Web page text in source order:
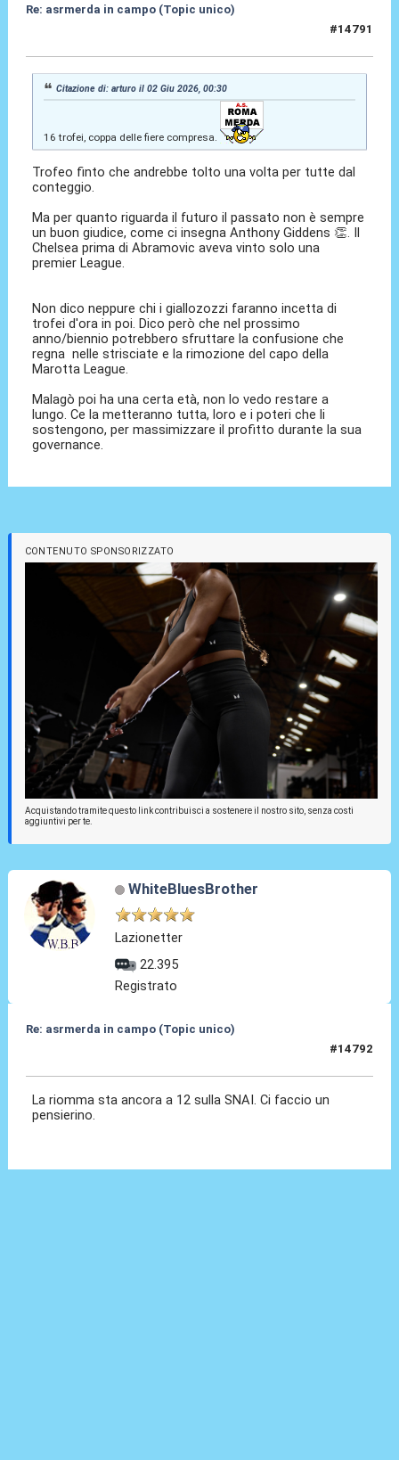
Re: asrmerda in campo (Topic unico)
#14791
Citazione di: arturo il 02 Giu 2026, 00:30
16 trofei, coppa delle fiere compresa.
Trofeo finto che andrebbe tolto una volta per tutte dal
conteggio.
Ma per quanto riguarda il futuro il passato non è sempre
un buon giudice, come ci insegna Anthony Giddens 👏. Il
Chelsea prima di Abramovic aveva vinto solo una
premier League.
Non dico neppure chi i giallozozzi faranno incetta di
trofei d'ora in poi. Dico però che nel prossimo
anno/biennio potrebbero sfruttare la confusione che
regna nelle strisciate e la rimozione del capo della
Marotta League.
Malagò poi ha una certa età, non lo vedo restare a
lungo. Ce la metteranno tutta, loro e i poteri che li
sostengono, per massimizzare il profitto durante la sua
governance.
CONTENUTO SPONSORIZZATO
Acquistando tramite questo link contribuisci a sostenere il nostro sito, senza costi
aggiuntivi per te.
WhiteBluesBrother
Lazionetter
22.395
Registrato
Re: asrmerda in campo (Topic unico)
#14792
La riomma sta ancora a 12 sulla SNAI. Ci faccio un
pensierino.